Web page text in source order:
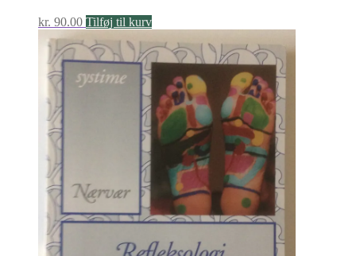
kr. 90.00 Tilføj til kurv